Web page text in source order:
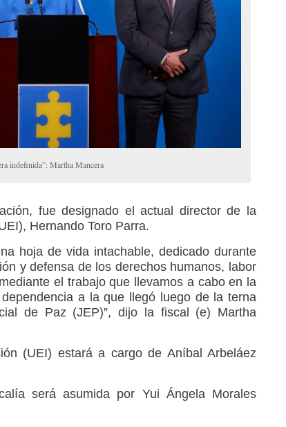
indefinida”: Martha Mancera
fue designado el actual director de la
Hernando Toro Parra.
hoja de vida intachable, dedicado durante
y defensa de los derechos humanos, labor
el trabajo que llevamos a cabo en la
a la que llegó luego de la terna
de Paz (JEP)”, dijo la fiscal (e) Martha
(UEI) estará a cargo de Aníbal Arbeláez
será asumida por Yui Ángela Morales